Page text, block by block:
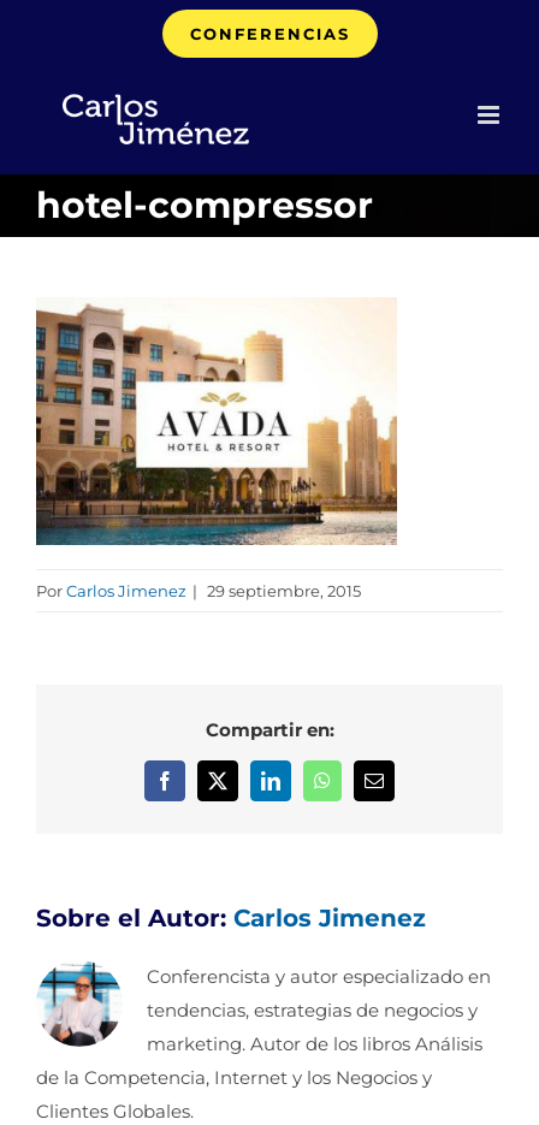
CONFERENCIAS
hotel-compressor
PorCarlos Jimenez | 29 septiembre, 2015
Compartir en:
Facebook
X LinkedInWhatsAppCorreo
electrónico
Sobre el Autor: Carlos Jimenez
Conferencista y autor especializado en
tendencias, estrategias de negocios y
marketing. Autor de los libros Análisis
de la Competencia, Internet y los Negocios y
Clientes Globales.